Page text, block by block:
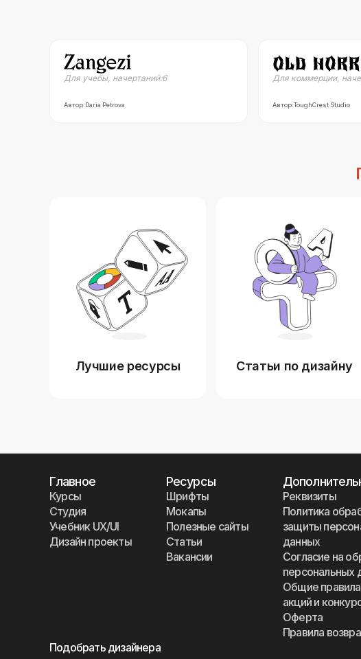
Для учебы, начертаний:6
Автор:Daria Petrova
Для коммерции,
Автор:ToughCrest Studio
Лучшие ресурсы Статьи по дизайну
Главное
Курсы
Студия
Учебник UX/UI
Дизайн проекты
Ресурсы
Шрифты
Мокапы
Полезные сайты
Статьи
Вакансии
Реквизиты
Политика
защиты
данных
Согласие на
персональных
Общие
акций и
Оферта
Правила
Подобрать дизайнера